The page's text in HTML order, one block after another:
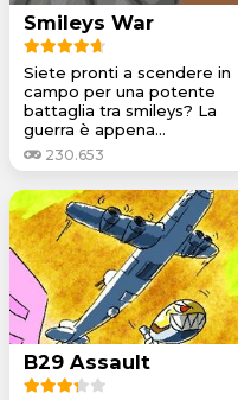
Smileys War
Siete pronti a scendere in
campo per una potente
battaglia tra smileys? La
guerra è appena...
230.653
B29 Assault